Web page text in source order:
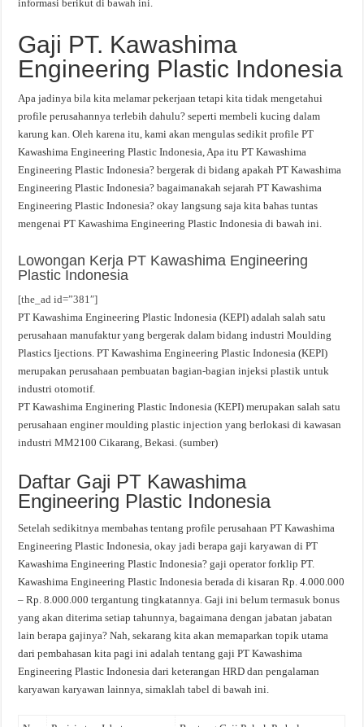
informasi berikut di bawah ini.
Gaji PT. Kawashima
Engineering Plastic Indonesia
Apa jadinya bila kita melamar pekerjaan tetapi kita tidak mengetahui
profile perusahannya terlebih dahulu? seperti membeli kucing dalam
karung kan. Oleh karena itu, kami akan mengulas sedikit profile PT
Kawashima Engineering Plastic Indonesia, Apa itu PT Kawashima
Engineering Plastic Indonesia? bergerak di bidang apakah PT Kawashima
Engineering Plastic Indonesia? bagaimanakah sejarah PT Kawashima
Engineering Plastic Indonesia? okay langsung saja kita bahas tuntas
mengenai PT Kawashima Engineering Plastic Indonesia di bawah ini.
Lowongan Kerja PT Kawashima Engineering
Plastic Indonesia
[the_ad id=”381″]
PT Kawashima Engineering Plastic Indonesia (KEPI) adalah salah satu
perusahaan manufaktur yang bergerak dalam bidang industri Moulding
Plastics Ijections. PT Kawashima Engineering Plastic Indonesia (KEPI)
merupakan perusahaan pembuatan bagian-bagian injeksi plastik untuk
industri otomotif.
PT Kawashima Enginering Plastic Indonesia (KEPI) merupakan salah satu
perusahaan enginer moulding plastic injection yang berlokasi di kawasan
industri MM2100 Cikarang, Bekasi. (sumber)
Daftar Gaji PT Kawashima
Engineering Plastic Indonesia
Setelah sedikitnya membahas tentang profile perusahaan PT Kawashima
Engineering Plastic Indonesia, okay jadi berapa gaji karyawan di PT
Kawashima Engineering Plastic Indonesia? gaji operator forklip PT.
Kawashima Engineering Plastic Indonesia berada di kisaran Rp. 4.000.000
– Rp. 8.000.000 tergantung tingkatannya. Gaji ini belum termasuk bonus
yang akan diterima setiap tahunnya, bagaimana dengan jabatan jabatan
lain berapa gajinya? Nah, sekarang kita akan memaparkan topik utama
dari pembahasan kita pagi ini adalah tentang gaji PT Kawashima
Engineering Plastic Indonesia dari keterangan HRD dan pengalaman
karyawan karyawan lainnya, simaklah tabel di bawah ini.